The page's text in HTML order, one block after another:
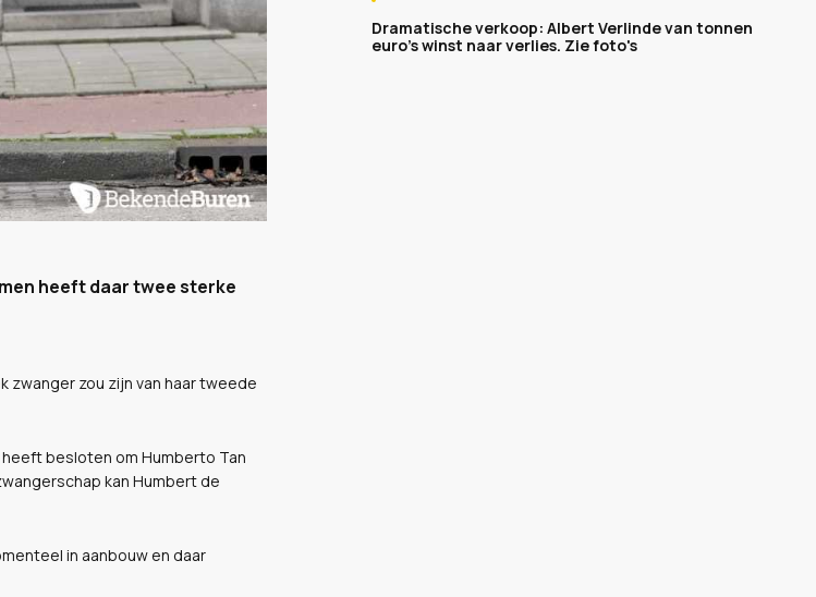
heeft daar twee sterke
zwanger zou zijn van haar tweede
besloten om Humberto Tan
kan Humbert de
in aanbouw en daar
Dramatische verkoop: Albert Verlinde van tonnen
euro's winst naar verlies. Zie foto's